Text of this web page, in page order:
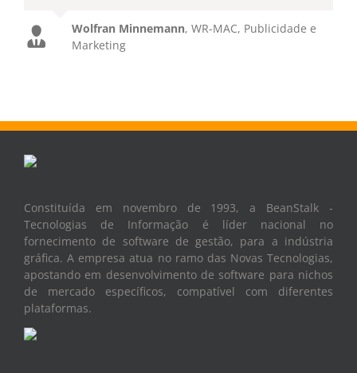
Wolfran Minnemann, WR-MAC, Publicidade e
Marketing
Constituída em novembro de 1993, a BeanStalk -
Tecnologias de Informação é líder nacional no
fornecimento de software de gestão, para a indústria
gráfica. A empresa atua no ramo das Novas Tecnologias,
apostando em desenvolvimento de software para nichos
de mercado específicos, compatível com diferentes
plataformas.